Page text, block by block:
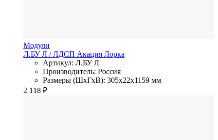
Модули
Л.БУ Л / ЛДСП Акация Лорка
Артикул: Л.БУ Л
Производитель: Россия
Размеры (ШхГхВ): 305x22x1159 мм
2 118 ₽